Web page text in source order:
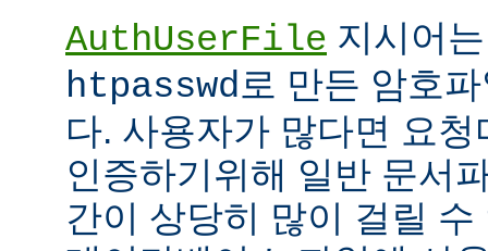
AuthUserFile 지시어
htpasswd 로 만든 암호
다. 사용자가 많다면 요
인증하기위해 일반 문서
간이 상당히 많이 걸릴